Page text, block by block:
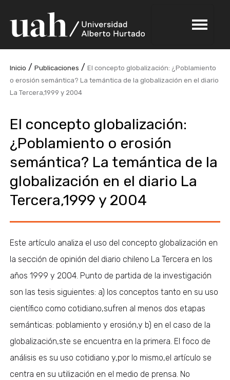
Inicio /Publicaciones /El concepto globalización: ¿Poblamiento
o erosión semántica? La temántica de la globalización en el diario
La Tercera,1999 y 2004
El concepto globalización:
¿Poblamiento o erosión
semántica? La temántica de la
globalización en el diario La
Tercera,1999 y 2004
Este artículo analiza el uso del concepto globalización en
la sección de opinión del diario chileno La Tercera en los
años 1999 y 2004. Punto de partida de la investigación
son las tesis siguientes: a) los conceptos tanto en su uso
científico como cotidiano,sufren al menos dos etapas
semánticas: poblamiento y erosión,y b) en el caso de la
globalización,ste se encuentra en la primera. El foco de
análisis es su uso cotidiano y,por lo mismo,el artículo se
centra en su utilización en el medio de prensa. No